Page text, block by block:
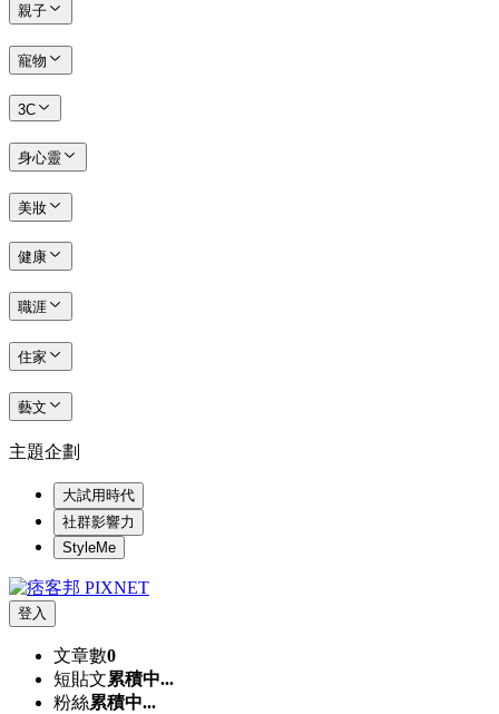
親子
寵物
3C
身心靈
美妝
健康
職涯
住家
藝文
主題企劃
大試用時代
社群影響力
StyleMe
登入
文章數0
短貼文累積中...
粉絲累積中...